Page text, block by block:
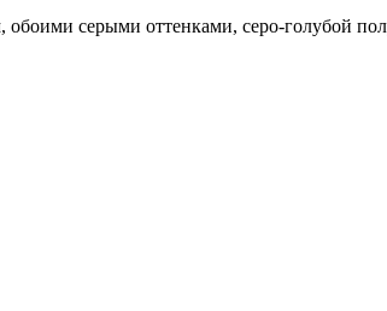
обоими серыми оттенками, серо-голубой